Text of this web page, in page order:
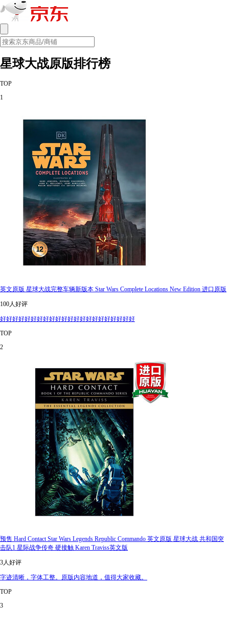
星球大战原版排行榜
TOP
1
英文原版 星球大战完整车辆新版本 Star Wars Complete Locations New Edition 进口原版
100人好评
好好好好好好好好好好好好好好好好好好好好好好
TOP
2
预售 Hard Contact Star Wars Legends Republic Commando 英文原版 星球大战 共和国突
击队1 星际战争传奇 硬接触 Karen Traviss英文版
3人好评
字迹清晰，字体工整。原版内容地道，值得大家收藏。
TOP
3